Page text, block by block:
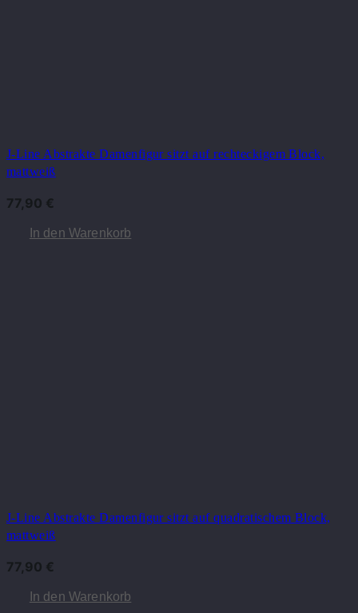
J-Line Abstrakte Damenfigur sitzt auf rechteckigem Block,
mattweiß
77,90 €
In den Warenkorb
J-Line Abstrakte Damenfigur sitzt auf quadratischem Block,
mattweiß
77,90 €
In den Warenkorb